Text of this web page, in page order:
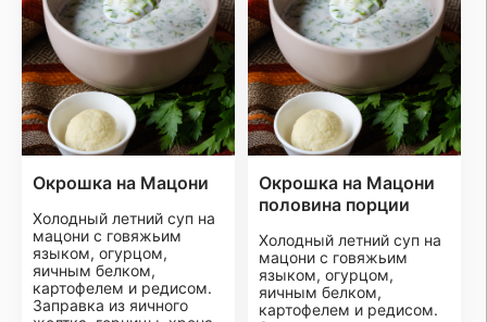
Окрошка на Мацони
Холодный летний суп на
мацони с говяжьим
языком, огурцом,
яичным белком,
картофелем и редисом.
Заправка из яичного
Окрошка на Мацони
половина порции
Холодный летний суп на
мацони с говяжьим
языком, огурцом,
яичным белком,
картофелем и редисом.